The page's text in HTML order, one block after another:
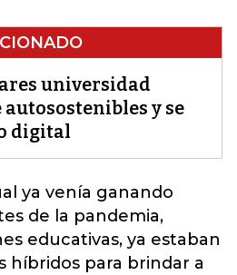
universidad
y se
digital
ya venía ganando
de la pandemia,
educativas, ya estaban
híbridos para brindar a